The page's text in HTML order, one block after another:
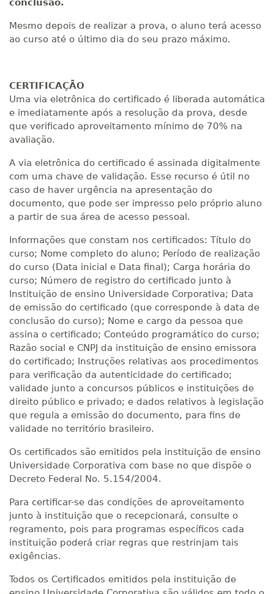
conclusão.
Mesmo depois de realizar a prova, o aluno terá acesso
ao curso até o último dia do seu prazo máximo.
CERTIFICAÇÃO
Uma via eletrônica do certificado é liberada automática
e imediatamente após a resolução da prova, desde
que verificado aproveitamento mínimo de 70% na
avaliação.
A via eletrônica do certificado é assinada digitalmente
com uma chave de validação. Esse recurso é útil no
caso de haver urgência na apresentação do
documento, que pode ser impresso pelo próprio aluno
a partir de sua área de acesso pessoal.
Informações que constam nos certificados: Título do
curso; Nome completo do aluno; Período de realização
do curso (Data inicial e Data final); Carga horária do
curso; Número de registro do certificado junto à
Instituição de ensino Universidade Corporativa; Data
de emissão do certificado (que corresponde à data de
conclusão do curso); Nome e cargo da pessoa que
assina o certificado; Conteúdo programático do curso;
Razão social e CNPJ da instituição de ensino emissora
do certificado; Instruções relativas aos procedimentos
para verificação da autenticidade do certificado;
validade junto a concursos públicos e instituições de
direito público e privado; e dados relativos à legislação
que regula a emissão do documento, para fins de
validade no território brasileiro.
Os certificados são emitidos pela instituição de ensino
Universidade Corporativa com base no que dispõe o
Decreto Federal No. 5.154/2004.
Para certificar-se das condições de aproveitamento
junto à instituição que o recepcionará, consulte o
regramento, pois para programas específicos cada
instituição poderá criar regras que restrinjam tais
exigências.
Todos os Certificados emitidos pela instituição de